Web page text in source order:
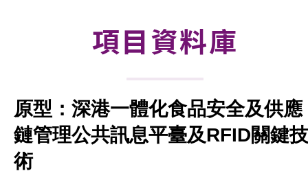
徵求研發項目計劃書
項目夥伴
活動及消息
項目資料庫
原型：深港一體化食品安全及供應
鏈管理公共訊息平臺及RFID關鍵技
術